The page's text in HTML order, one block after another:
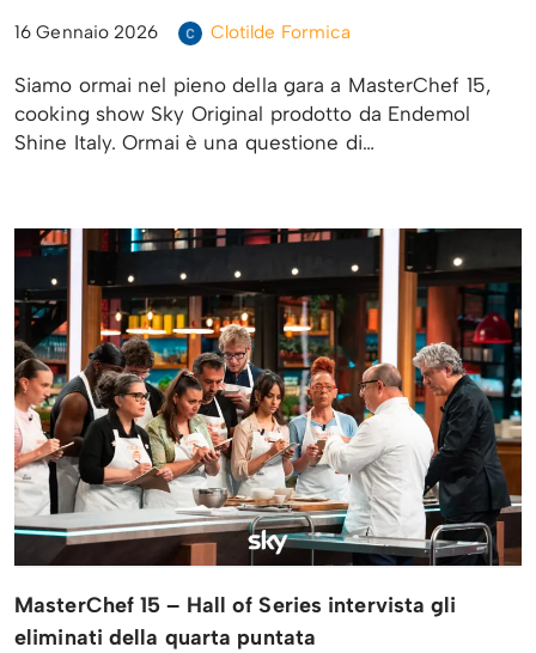
16 Gennaio 2026 Clotilde Formica
Siamo ormai nel pieno della gara a MasterChef 15,
cooking show Sky Original prodotto da Endemol
Shine Italy. Ormai è una questione di…
MasterChef 15 – Hall of Series intervista gli
eliminati della quarta puntata